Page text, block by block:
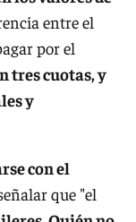
entre el
por el
tres cuotas, y
y
con el
que "el